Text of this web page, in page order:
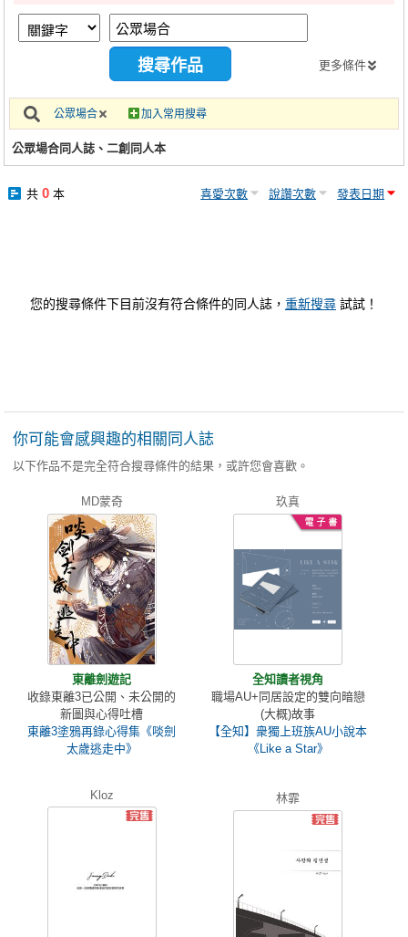
攤位轉讓區
會員中心
註冊會員
更多條件
公眾場合 加入常用搜尋
公眾場合同人誌、二創同人本
共 0本 喜愛次數 說讚次數 發表日期
您的搜尋條件下目前沒有符合條件的同人誌， 重新搜尋 試試！
你可能會感興趣的相關同人誌
以下作品不是完全符合搜尋條件的結果，或許您會喜歡。
MD蒙奇
東離劍遊記
收錄東離3已公開、未公開的
新圖與心得吐槽
東離3塗鴉再錄心得集《啖劍
太歲逃走中》
玖真
全知讀者視角
職場AU+同居設定的雙向暗戀
(大概)故事
【全知】衆獨上班族AU小說本
《Like a Star》
Kloz 林霏